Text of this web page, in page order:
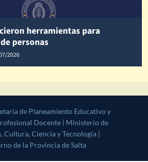
herramientas para
personas
2026
de Planeamiento Educativo y Desarrollo
de Educación, Cultura, Ciencia y
de la Provincia de Salta|CoverNews
themes.